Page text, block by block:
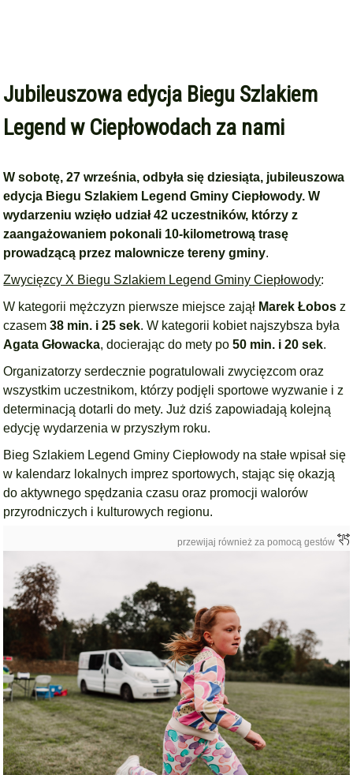
Jubileuszowa edycja Biegu Szlakiem
Legend w Ciepłowodach za nami
W sobotę, 27 września, odbyła się dziesiąta, jubileuszowa
edycja Biegu Szlakiem Legend Gminy Ciepłowody.W
wydarzeniu wzięło udział 42 uczestników, którzy z
zaangażowaniem pokonali 10-kilometrową trasę
prowadzącą przez malownicze tereny gminy.
Zwycięzcy X Biegu Szlakiem Legend Gminy Ciepłowody:
W kategorii mężczyzn pierwsze miejsce zajął Marek Łobos z
czasem 38 min. i 25 sek. W kategorii kobiet najszybsza była
Agata Głowacka, docierając do mety po50 min. i 20 sek.
Organizatorzy serdecznie pogratulowali zwycięzcom oraz
wszystkim uczestnikom, którzy podjęli sportowe wyzwanie i z
determinacją dotarli do mety. Już dziś zapowiadają kolejną
edycję wydarzenia w przyszłym roku.
Bieg Szlakiem Legend Gminy Ciepłowody na stałe wpisał się
w kalendarz lokalnych imprez sportowych, stając się okazją
do aktywnego spędzania czasu oraz promocji walorów
przyrodniczych i kulturowych regionu.
przewijaj również za pomocą gestów